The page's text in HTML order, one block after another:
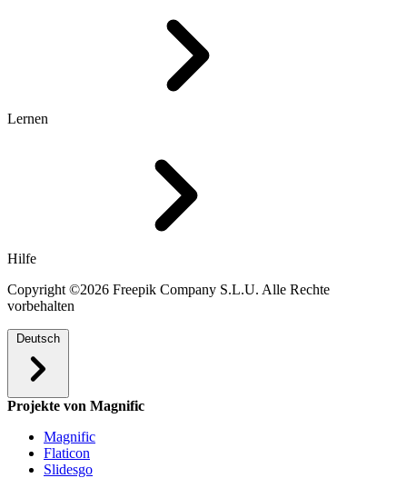
Lernen
Hilfe
Copyright ©2026 Freepik Company S.L.U. Alle Rechte
vorbehalten
Deutsch
Projekte von Magnific
Magnific
Flaticon
Slidesgo